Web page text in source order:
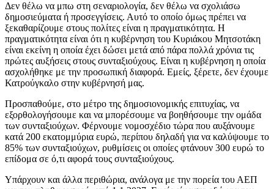
Δεν θέλω να μπω στη σεναριολογία, δεν θέλω να σχολιάσω
δημοσιεύματα ή προσεγγίσεις. Αυτό το οποίο όμως πρέπει να
ξεκαθαρίζουμε στους πολίτες είναι η πραγματικότητα. Η
πραγματικότητα είναι ότι η κυβέρνηση του Κυριάκου Μητσοτάκη
είναι εκείνη η οποία έχει δώσει μετά από πάρα πολλά χρόνια τις
πρώτες αυξήσεις στους συνταξιούχους. Είναι η κυβέρνηση η οποία
ασχολήθηκε με την προσωπική διαφορά. Εμείς, ξέρετε, δεν έχουμε
Κατρούγκαλο στην κυβέρνησή μας.
Προσπαθούμε, στο μέτρο της δημοσιονομικής επιτυχίας, να
εξορθολογήσουμε και να μπορέσουμε να βοηθήσουμε την ομάδα
των συνταξιούχων. Φέρνουμε νομοσχέδιο τώρα που αυξάνουμε
κατά 200 εκατομμύρια ευρώ, περίπου δηλαδή για να καλύψουμε το
85% των συνταξιούχων, ρυθμίσεις οι οποίες φτάνουν 300 ευρώ το
επίδομα σε ό,τι αφορά τους συνταξιούχους.
Υπάρχουν και άλλα περιθώρια, ανάλογα με την πορεία του ΑΕΠ